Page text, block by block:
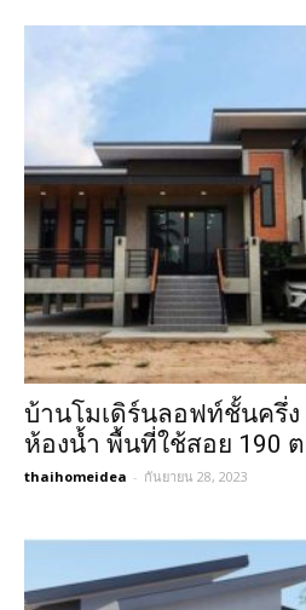
บ้านโมเดิร์นลอฟท์ชั้นครึ่ง
ห้องน้ำ พื้นที่ใช้สอย 190
thaihomeidea - กันยายน 28, 2023